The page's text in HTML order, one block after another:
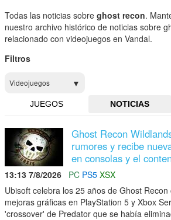
Todas las noticias sobreghost recon.
nuestro archivo histórico de noticias sobre
relacionado con videojuegos en Vandal.
Filtros
Videojuegos
JUEGOS NOTICIAS
Ghost Recon
rumores y recibe
en consolas y el
13:13 7/8/2026 PC PS5 XSX
Ubisoft celebra los 25 años de Ghost
mejoras gráficas en PlayStation 5 y Xbox
'crossover' de Predator que se había